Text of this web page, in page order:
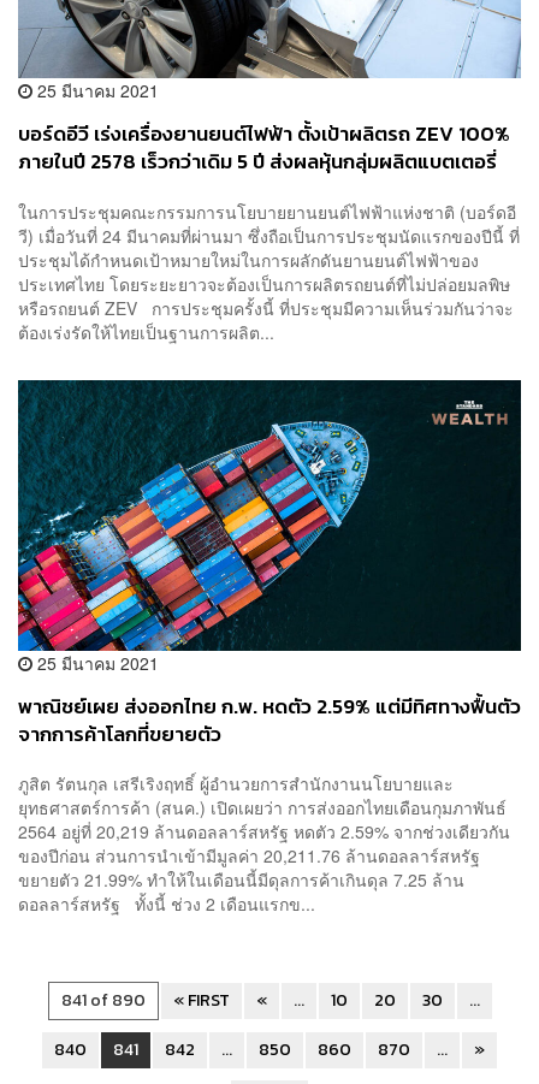
25 มีนาคม 2021
บอร์ดอีวี เร่งเครื่องยานยนต์ไฟฟ้า ตั้งเป้าผลิตรถ ZEV 100%
ภายในปี 2578 เร็วกว่าเดิม 5 ปี ส่งผลหุ้นกลุ่มผลิตแบตเตอรี่
ในการประชุมคณะกรรมการนโยบายยานยนต์ไฟฟ้าแห่งชาติ (บอร์ดอี
วี) เมื่อวันที่ 24 มีนาคมที่ผ่านมา ซึ่งถือเป็นการประชุมนัดแรกของปีนี้ ที่
ประชุมได้กำหนดเป้าหมายใหม่ในการผลักดันยานยนต์ไฟฟ้าของ
ประเทศไทย โดยระยะยาวจะต้องเป็นการผลิตรถยนต์ที่ไม่ปล่อยมลพิษ
หรือรถยนต์ ZEV การประชุมครั้งนี้ ที่ประชุมมีความเห็นร่วมกันว่าจะ
ต้องเร่งรัดให้ไทยเป็นฐานการผลิต...
25 มีนาคม 2021
พาณิชย์เผย ส่งออกไทย ก.พ. หดตัว 2.59% แต่มีทิศทางฟื้นตัว
จากการค้าโลกที่ขยายตัว
ภูสิต รัตนกุล เสรีเริงฤทธิ์ ผู้อำนวยการสำนักงานนโยบายและ
ยุทธศาสตร์การค้า (สนค.) เปิดเผยว่า การส่งออกไทยเดือนกุมภาพันธ์
2564 อยู่ที่ 20,219 ล้านดอลลาร์สหรัฐ หดตัว 2.59% จากช่วงเดียวกัน
ของปีก่อน ส่วนการนำเข้ามีมูลค่า 20,211.76 ล้านดอลลาร์สหรัฐ
ขยายตัว 21.99% ทำให้ในเดือนนี้มีดุลการค้าเกินดุล 7.25 ล้าน
ดอลลาร์สหรัฐ ทั้งนี้ ช่วง 2 เดือนแรกข...
841 of 890 « FIRST « ... 10 20 30
...
840
841 842 ... 850 860 870 ...
»